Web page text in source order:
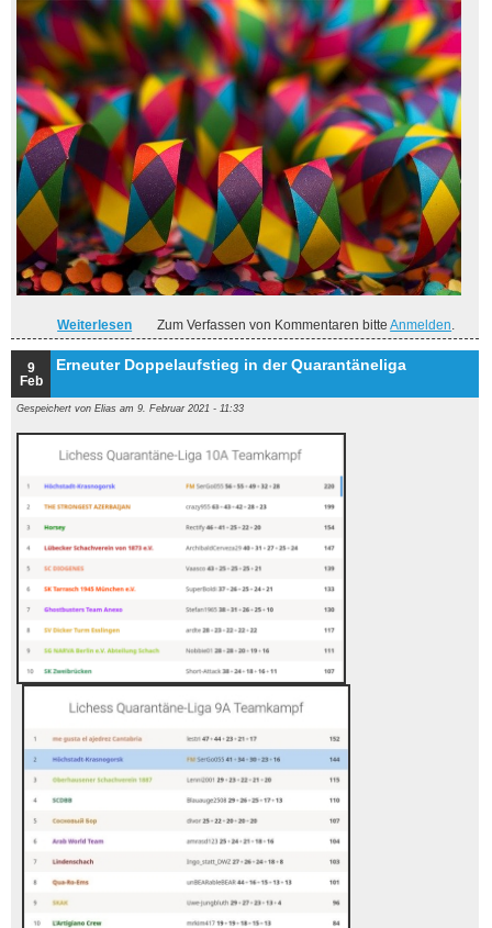
Weiterlesen über Faschingsblitz
Zum Verfassen von Kommentaren bitteAnmelden.
9
Feb
Erneuter Doppelaufstieg in der Quarantäneliga
Gespeichert von Elias am 9. Februar 2021 - 11:33